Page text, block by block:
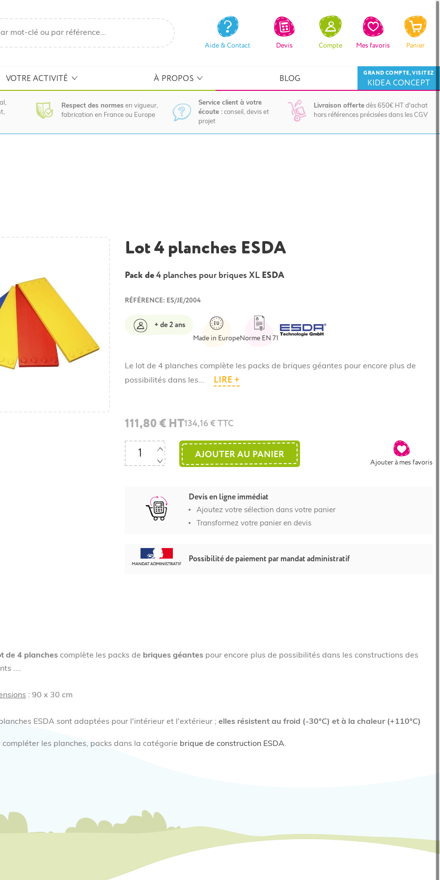
Aide & Contact Devis Compte Mes favoris Panier
VOTRE ACTIVITÉ À PROPOS BLOG KIDEA CONCEPT
GRAND COMPTE, VISITEZ
Respect des normes en vigueur,
fabrication en France ou Europe
Service client à votre
écoute : conseil, devis et
projet
Livraison offerte dès 650€ HT d'achat
hors références précisées dans les CGV
Lot 4 planches ESDA
Pack de4 planches pour briques XL ESDA
RÉFÉRENCE: ES/JE/2004
+ de 2 ans
Made in EuropeNorme EN 71
Le lot de 4 planches complète les packs de briques géantes pour encore plus de
possibilités dans les...
LIRE +
111,80 € HT134,16 € TTC
AJOUTER AU PANIER
Ajouter à mes favoris
Devis en ligne immédiat
Ajoutez votre sélection dans votre panier
Transformez votre panier en devis
Possibilité de paiement par mandat administratif
de 4 planches complète les packs de briques géantes pour encore plus de possibilités dans les constructions des
....
: 90 x 30 cm
ESDA sont adaptées pour l'intérieur et l'extérieur ; elles résistent au froid (-30°C) et à la chaleur (+110°C)
compléter les planches, packs dans la catégorie brique de construction ESDA.